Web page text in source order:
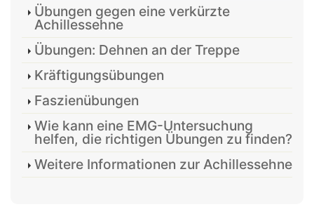
Übungen gegen eine verkürzte
Achillessehne
Übungen: Dehnen an der Treppe
Kräftigungsübungen
Faszienübungen
Wie kann eine EMG-Untersuchung
helfen, die richtigen Übungen zu finden?
Weitere Informationen zur Achillessehne